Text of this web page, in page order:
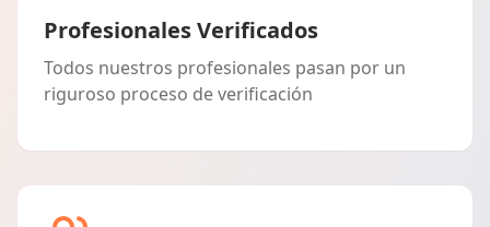
Profesionales Verificados
Todos nuestros profesionales pasan por un
riguroso proceso de verificación